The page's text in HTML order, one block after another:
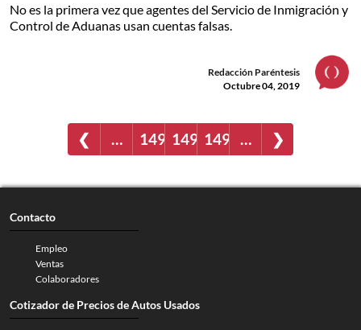
No es la primera vez que agentes del Servicio de Inmigración y
Control de Aduanas usan cuentas falsas.
Redacción Paréntesis
Octubre 04, 2019
❮ … 149314941495 … ❯
Contacto
Empleo
Ventas
Colaboradores
Cotizador de Precios de Autos Usados